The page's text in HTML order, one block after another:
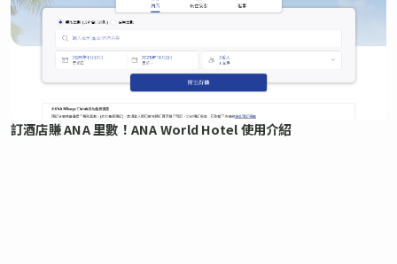
訂酒店賺 ANA 里數！ANA World Hotel 使用介紹